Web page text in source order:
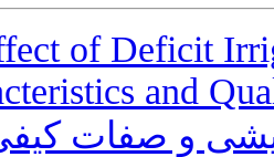
of Deficit
and
و صفات